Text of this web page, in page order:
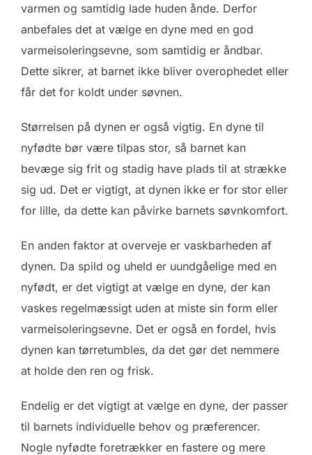
varmen og samtidig lade huden ånde. Derfor
anbefales det at vælge en dyne med en god
varmeisoleringsevne, som samtidig er åndbar.
Dette sikrer, at barnet ikke bliver overophedet eller
får det for koldt under søvnen.
Størrelsen på dynen er også vigtig. En dyne til
nyfødte bør være tilpas stor, så barnet kan
bevæge sig frit og stadig have plads til at strække
sig ud. Det er vigtigt, at dynen ikke er for stor eller
for lille, da dette kan påvirke barnets søvnkomfort.
En anden faktor at overveje er vaskbarheden af
dynen. Da spild og uheld er uundgåelige med en
nyfødt, er det vigtigt at vælge en dyne, der kan
vaskes regelmæssigt uden at miste sin form eller
varmeisoleringsevne. Det er også en fordel, hvis
dynen kan tørretumbles, da det gør det nemmere
at holde den ren og frisk.
Endelig er det vigtigt at vælge en dyne, der passer
til barnets individuelle behov og præferencer.
Nogle nyfødte foretrækker en fastere og mere